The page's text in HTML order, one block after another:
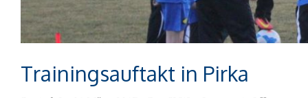
Trainingsauftakt in Pirka